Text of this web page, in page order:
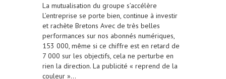
La mutualisation du groupe s’accélère
L’entreprise se porte bien, continue à investir
et rachète Bretons Avec de très belles
performances sur nos abonnés numériques,
153 000, même si ce chiffre est en retard de
7 000 sur les objectifs, cela ne perturbe en
rien la direction. La publicité « reprend de la
couleur »…